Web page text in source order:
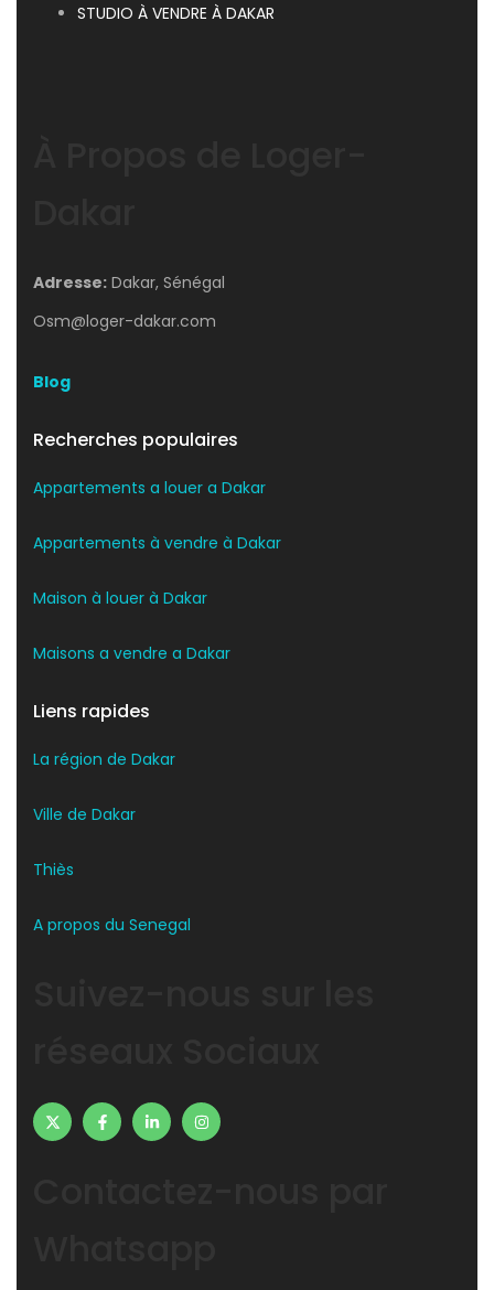
STUDIO À VENDRE À DAKAR
Adresse: Dakar, Sénégal
Osm@loger-dakar.com
Blog
Recherches populaires
Appartements a louer a Dakar
Appartements à vendre à Dakar
Maison à louer à Dakar
Maisons a vendre a Dakar
Liens rapides
La région de Dakar
Ville de Dakar
Thiès
A propos du Senegal